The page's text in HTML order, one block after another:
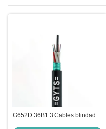
G652D 36B1.3 Cables blindados